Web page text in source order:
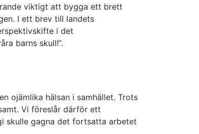
viktigt att bygga ett brett
I ett brev till landets
i det
barns skull!”.
ojämlika hälsan i samhället. Trots
Vi föreslår därför ett
skulle gagna det fortsatta arbetet